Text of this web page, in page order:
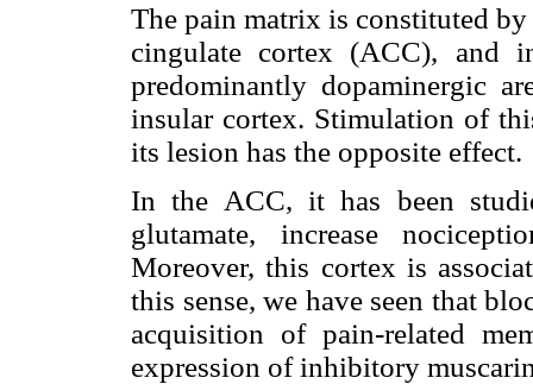
The pain matrix is constituted
cingulate cortex (ACC), and
predominantly dopaminergic
insular cortex. Stimulation of
its lesion has the opposite effect.
In the ACC, it has been
glutamate, increase
Moreover, this cortex is
this sense, we have seen that
acquisition of pain-related
expression of inhibitory